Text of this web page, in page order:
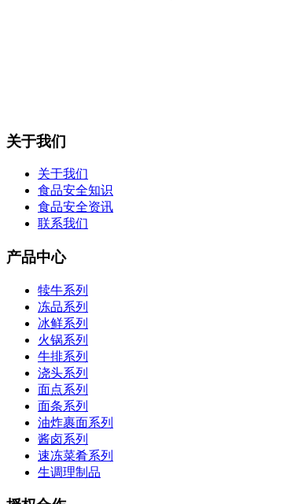
关于我们
关于我们
食品安全知识
食品安全资讯
联系我们
产品中心
犊牛系列
冻品系列
冰鲜系列
火锅系列
牛排系列
浇头系列
面点系列
面条系列
油炸裹面系列
酱卤系列
速冻菜肴系列
生调理制品